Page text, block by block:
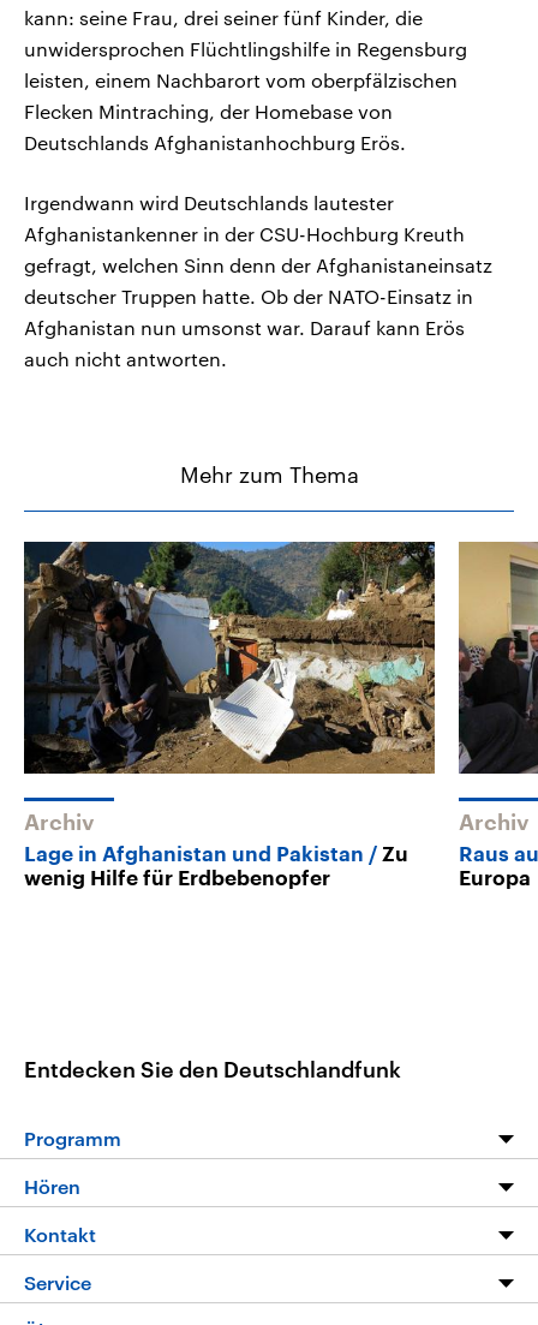
kann: seine Frau, drei seiner fünf Kinder, die
unwidersprochen Flüchtlingshilfe in Regensburg
leisten, einem Nachbarort vom oberpfälzischen
Flecken Mintraching, der Homebase von
Deutschlands Afghanistanhochburg Erös.
Irgendwann wird Deutschlands lautester
Afghanistankenner in der CSU-Hochburg Kreuth
gefragt, welchen Sinn denn der Afghanistaneinsatz
deutscher Truppen hatte. Ob der NATO-Einsatz in
Afghanistan nun umsonst war. Darauf kann Erös
auch nicht antworten.
Mehr zum Thema
Archiv
Lage in Afghanistan und Pakistan
Zu
wenig Hilfe für Erdbebenopfer
Archiv
Raus
Europa
Entdecken Sie den Deutschlandfunk
Programm
Programm
Die Nachrichten
Nachrichtenleicht
Hören
Livestream
Podcasts
Kontakt
Hörerservice
Service